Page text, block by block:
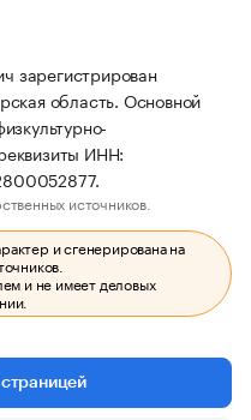
зарегистрирован
область. Основной
ИНН:
источников.
и сгенерирована на
и не имеет деловых